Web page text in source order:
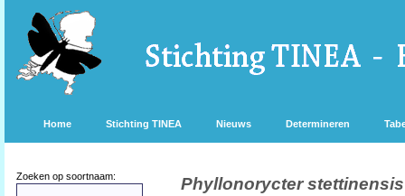
Home Stichting TINEA Nieuws Determineren
Zoeken op soortnaam: Phyllonorycter stettinensis